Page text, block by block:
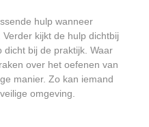
hulp wanneer
kijkt de hulp dichtbij
bij de praktijk. Waar
over het oefenen van
manier. Zo kan iemand
omgeving.